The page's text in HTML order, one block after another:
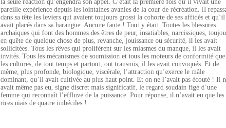
la seule réaction qu’engendra son appel. C’était la première fois qu’il vivait une
pareille expérience depuis les lointaines avanies de la cour de récréation. Il
dans sa tête les leviers qui avaient toujours grossi la cohorte de ses affidés et qu’il
avait placés dans sa harangue. Aucune faute ! Tout y était. Toutes les blessures
archaïques qui font des hommes des êtres de peur, insatiables, narcissiques,
en quête de quelque chose de plus, revanche, jouissance ou sécurité, il les avait
sollicitées. Tous les rêves qui prolifèrent sur les miasmes du manque, il les avait
invités. Tous les mécanismes de soumission et tous les moteurs de conformité que
les cultures, de tout temps et partout, ont transmis, il les avait convoqués. Et de
même, plus profonde, biologique, viscérale, l’attraction qu’exerce le mâle
dominant, qu’il avait cultivée au plus haut point. Et on ne l’avait pas écouté ! Il
avait même pas eu, signe discret mais significatif, le regard soudain figé d’une
femme qui reconnaît l’effluve de la puissance. Pour réponse, il n’avait eu que les
rires niais de quatre imbéciles !